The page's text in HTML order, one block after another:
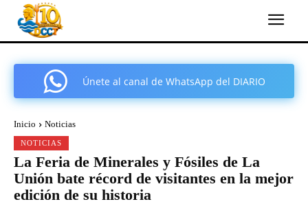
Únete al canal de WhatsApp del DIARIO
Inicio Noticias
NOTICIAS
La Feria de Minerales y Fósiles de La
Unión bate récord de visitantes en la mejor
edición de su historia